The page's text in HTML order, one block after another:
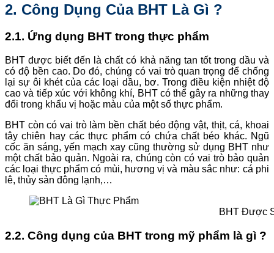
2. Công Dụng Của BHT Là Gì ?
2.1. Ứng dụng BHT trong thực phẩm
BHT được biết đến là chất có khả năng tan tốt trong dầu và
có độ bền cao. Do đó, chúng có vai trò quan trọng để chống
lại sự ôi khét của các loại dầu, bơ. Trong điều kiện nhiệt độ
cao và tiếp xúc với không khí, BHT có thể gây ra những thay
đổi trong khẩu vị hoặc màu của một số thực phẩm.
BHT còn có vai trò làm bền chất béo động vật, thịt, cá, khoai
tây chiên hay các thực phẩm có chứa chất béo khác. Ngũ
cốc ăn sáng, yến mạch xay cũng thường sử dụng BHT như
một chất bảo quản. Ngoài ra, chúng còn có vai trò bảo quản
các loại thực phẩm có mùi, hương vị và màu sắc như: cá phi
lê, thủy sản đông lạnh,…
BHT Được
2.2. Công dụng của BHT trong mỹ phẩm là gì ?